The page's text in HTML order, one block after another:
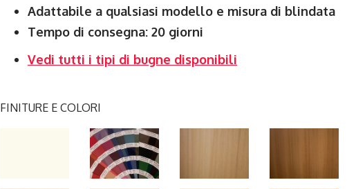
Adattabile a qualsiasi modello e misura di blindata
Tempo di consegna: 20 giorni
Vedi tutti i tipi di bugne disponibili
FINITURE E COLORI